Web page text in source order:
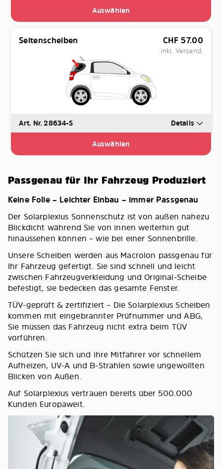
Auswählen
Seitenscheiben CHF 57.00
inkl. Versand.
Art. Nr. 28634-S Details
Auswählen
Passgenau für Ihr Fahrzeug Produziert
Keine Folie – Leichter Einbau – immer Passgenau
Der Solarplexius Sonnenschutz ist von außen nahezu
Blickdicht während Sie von innen weiterhin gut
hinaussehen können – wie bei einer Sonnenbrille.
Unsere Scheiben werden aus Macrolon passgenau für
Ihr Fahrzeug gefertigt. Sie sind schnell und leicht
zwischen Fahrzeugverkleidung und Original-Scheibe
befestigt, sie bedecken das gesamte Fenster.
TÜV-geprüft & zertifiziert – Die Solarplexius Scheiben
kommen mit eingebrannter Prüfnummer und ABG,
Sie müssen das Fahrzeug nicht extra beim TÜV
vorführen.
Schützen Sie sich und ihre Mitfahrer vor schnellem
Aufheizen, UV-A und B-Strahlen sowie ungewollten
Blicken von Außen.
Auf Solarplexius vertrauen bereits über 500.000
Kunden Europaweit.